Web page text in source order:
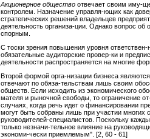
Акционерное общество отвечает своим иму-
контролем. Назначение управля-ющих как
стратегических решений владельцев
деятельность организа-ции. Однако вопрос
спорным.
С тоски зрения повышения уровня
обязательные аудиторские провер-ки и
деятельности распространяется на многие
Второй формой орга-низации бизнеса
отвечают по обяза-тельствам лишь своим
обществ. Если исходить из экономического
мателя и рыночной свободы, то ограничение
случаях, когда речь идет о финансировании
могут быть собраны лишь при участии
руководителей-специалистов. Поскольку
только незначи-тельное влияние на
экономи-чески приемлемым". [2, 60 - 61]